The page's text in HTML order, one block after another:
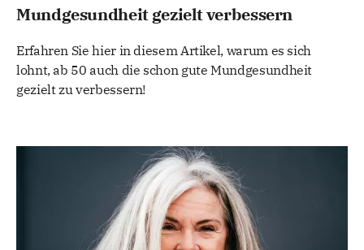
Mundgesundheit gezielt verbessern
Erfahren Sie hier in diesem Artikel, warum es sich
lohnt, ab 50 auch die schon gute Mundgesundheit
gezielt zu verbessern!